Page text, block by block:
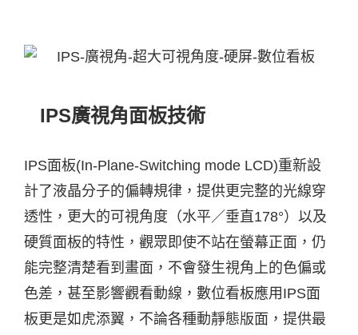
IPS廣視角面板技術
IPS面板(In-Plane-Switching mode LCD)重新設
計了液晶分子的偏轉規律，提供更完整的光線穿
透性，更大的可視角度（水平／垂直178°）以及
硬質面板的特性，觀眾即使不站在螢幕正面，仍
能完整清楚看到畫面，不會發生視角上的色偏或
色差，甚至影響觀看動線，數位看板應用IPS面
板更是如虎添翼，不論各種動靜態版面，提供最